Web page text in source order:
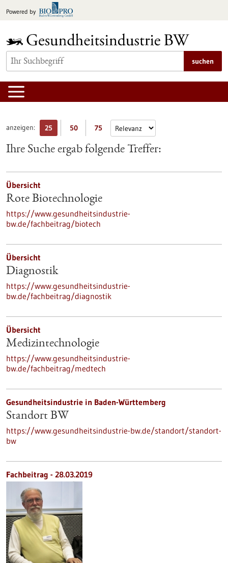
Inhalt
Powered by
suchen
anzeigen: 25 50 75
Ihre Suche ergab folgende Treffer:
Übersicht
Rote Biotechnologie
https://www.gesundheitsindustrie-
bw.de/fachbeitrag/biotech
Übersicht
Diagnostik
https://www.gesundheitsindustrie-
bw.de/fachbeitrag/diagnostik
Übersicht
Medizintechnologie
https://www.gesundheitsindustrie-
bw.de/fachbeitrag/medtech
Gesundheitsindustrie in Baden-Württemberg
Standort BW
https://www.gesundheitsindustrie-bw.de/standort/standort-
bw
Fachbeitrag - 28.03.2019